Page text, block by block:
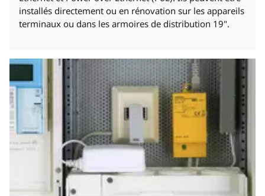
installés directement ou en rénovation sur les appareils
terminaux ou dans les armoires de distribution 19".